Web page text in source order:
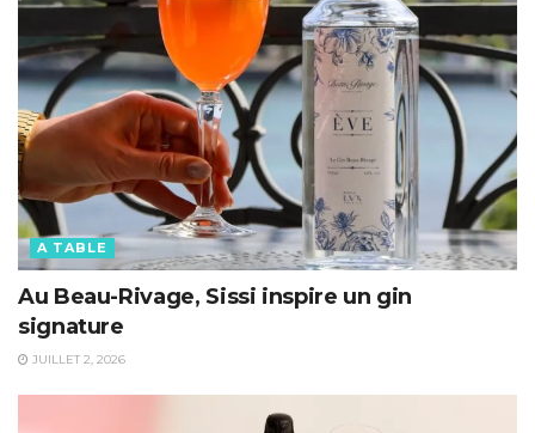
A TABLE
Au Beau-Rivage, Sissi inspire un gin
signature
JUILLET 2, 2026